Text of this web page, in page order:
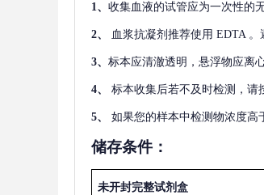
1、 收集血液的试管应为一次性的
2、 血浆抗凝剂推荐使用 EDTA 。
3、 标本应清澈透明，悬浮物应离心
4、 标本收集后若不及时检测，请
5、 如果您的样本中检测物浓度高
储存条件：
未开封完整试剂盒